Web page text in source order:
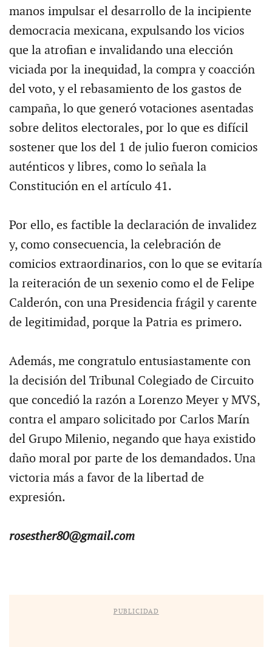
manos impulsar el desarrollo de la incipiente
democracia mexicana, expulsando los vicios
que la atrofian e invalidando una elección
viciada por la inequidad, la compra y coacción
del voto, y el rebasamiento de los gastos de
campaña, lo que generó votaciones asentadas
sobre delitos electorales, por lo que es difícil
sostener que los del 1 de julio fueron comicios
auténticos y libres, como lo señala la
Constitución en el artículo 41.
Por ello, es factible la declaración de invalidez
y, como consecuencia, la celebración de
comicios extraordinarios, con lo que se evitaría
la reiteración de un sexenio como el de Felipe
Calderón, con una Presidencia frágil y carente
de legitimidad, porque la Patria es primero.
Además, me congratulo entusiastamente con
la decisión del Tribunal Colegiado de Circuito
que concedió la razón a Lorenzo Meyer y MVS,
contra el amparo solicitado por Carlos Marín
del Grupo Milenio, negando que haya existido
daño moral por parte de los demandados. Una
victoria más a favor de la libertad de
expresión.
rosesther80@gmail.com
PUBLICIDAD